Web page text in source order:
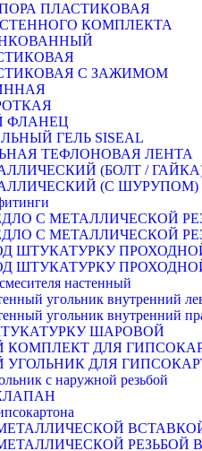
ПЛАСТИКОВАЯ
КОМПЛЕКТА
С ЗАЖИМОМ
ФЛАНЕЦ
ГЕЛЬ SISEAL
ТЕФЛОНОВАЯ ЛЕНТА
(БОЛТ /
(С ШУРУПОМ)
С МЕТАЛЛИЧЕСКОЙ
С МЕТАЛЛИЧЕСКОЙ
ШТУКАТУРКУ
ШТУКАТУРКУ
настенный
угольник внутренний
угольник внутренний
ШАРОВОЙ
КОМПЛЕКТ ДЛЯ
УГОЛЬНИК ДЛЯ
с наружной резьбой
РЕЗЬБОЙ